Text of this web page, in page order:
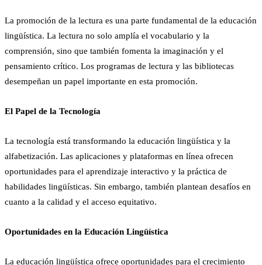
La promoción de la lectura es una parte fundamental de la educación
lingüística. La lectura no solo amplía el vocabulario y la
comprensión, sino que también fomenta la imaginación y el
pensamiento crítico. Los programas de lectura y las bibliotecas
desempeñan un papel importante en esta promoción.
El Papel de la Tecnología
La tecnología está transformando la educación lingüística y la
alfabetización. Las aplicaciones y plataformas en línea ofrecen
oportunidades para el aprendizaje interactivo y la práctica de
habilidades lingüísticas. Sin embargo, también plantean desafíos en
cuanto a la calidad y el acceso equitativo.
Oportunidades en la Educación Lingüística
La educación lingüística ofrece oportunidades para el crecimiento